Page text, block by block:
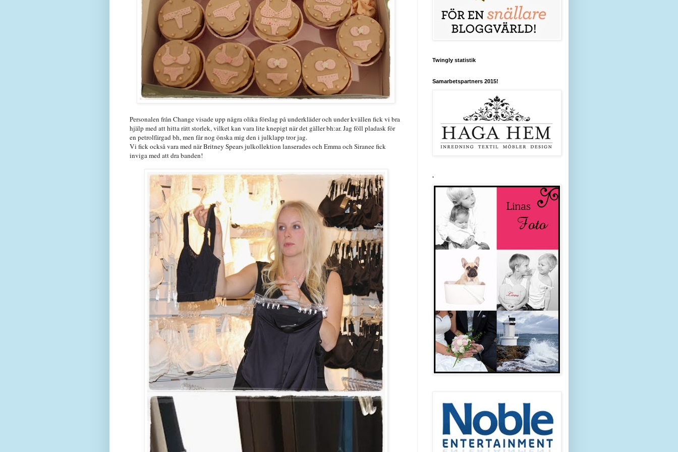
Personalen från Change visade upp några olika förslag på underkläder och under kvällen fick vi bra
hjälp med att hitta rätt storlek, vilket kan vara lite knepigt när det gäller bh:ar. Jag föll pladask för
en petrolfärgad bh, men får nog önska mig den i julklapp tror jag.
Vi fick också vara med när Britney Spears julkollektion lanserades och Emma och Siranee fick
inviga med att dra banden!
Twingly statistik
Samarbetspartners 2015!
.